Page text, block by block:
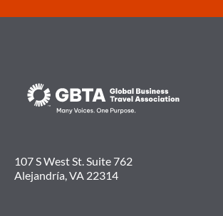
107 S West St. Suite 762
Alejandría, VA 22314